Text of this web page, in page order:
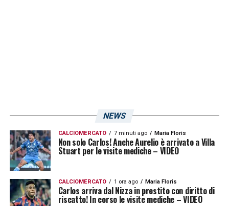
NEWS
CALCIOMERCATO 7 minuti ago Maria Floris
Non solo Carlos! Anche Aurelio è arrivato a Villa
Stuart per le visite mediche – VIDEO
CALCIOMERCATO 1 ora ago Maria Floris
Carlos arriva dal Nizza in prestito con diritto di
riscatto! In corso le visite mediche – VIDEO